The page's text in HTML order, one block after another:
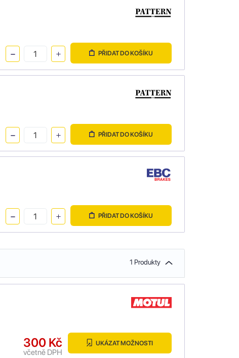
PŘIDAT DO KOŠÍKU
PŘIDAT DO KOŠÍKU
PŘIDAT DO KOŠÍKU
1 Produkty
300 Kč
včetně DPH
UKÁZAT MOŽNOSTI